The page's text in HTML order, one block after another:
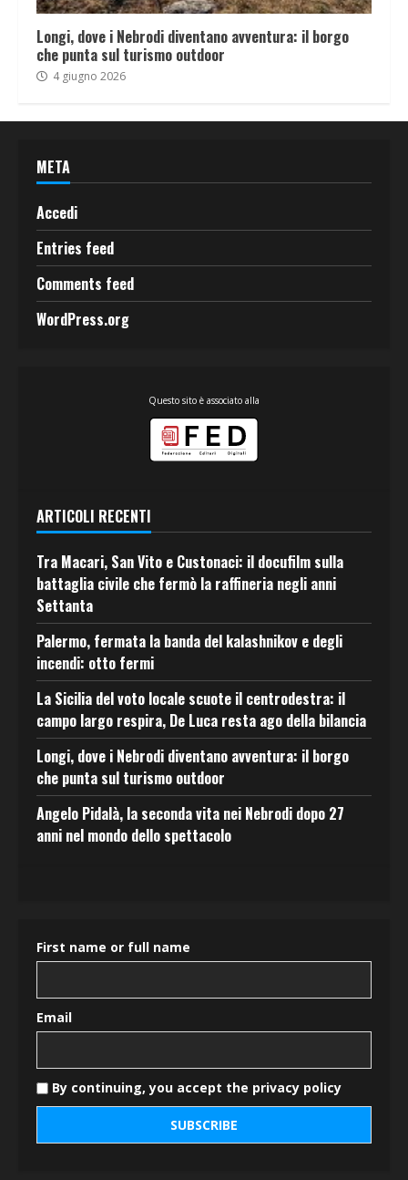
Longi, dove i Nebrodi diventano avventura: il borgo
che punta sul turismo outdoor
4 giugno 2026
META
Accedi
Entries feed
Comments feed
WordPress.org
Questo sito è associato alla
ARTICOLI RECENTI
Tra Macari, San Vito e Custonaci: il docufilm sulla
battaglia civile che fermò la raffineria negli anni
Settanta
Palermo, fermata la banda del kalashnikov e degli
incendi: otto fermi
La Sicilia del voto locale scuote il centrodestra: il
campo largo respira, De Luca resta ago della bilancia
Longi, dove i Nebrodi diventano avventura: il borgo
che punta sul turismo outdoor
Angelo Pidalà, la seconda vita nei Nebrodi dopo 27
anni nel mondo dello spettacolo
First name or full name
Email
By continuing, you accept the privacy policy